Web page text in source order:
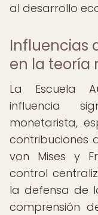
al desarrollo
Influencias
en la teoría
La Escuela
influencia
monetarista,
contribuciones
von Mises y
control
la defensa de
comprensión